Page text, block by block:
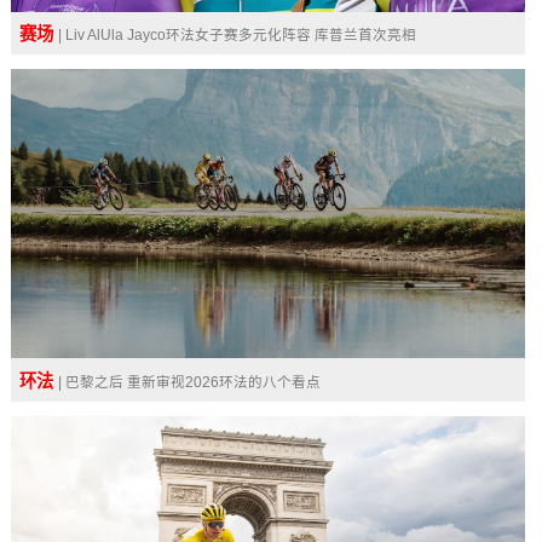
赛场 | Liv AlUla Jayco环法女子赛多元化阵容 库普兰首次亮相
环法 | 巴黎之后 重新审视2026环法的八个看点